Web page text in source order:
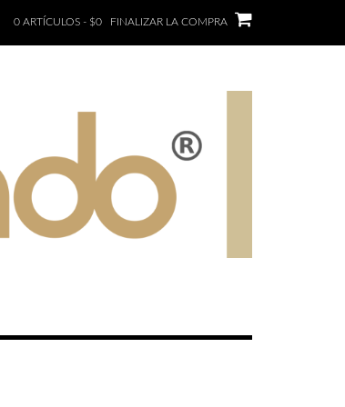
0 ARTÍCULOS - $0 FINALIZAR LA COMPRA